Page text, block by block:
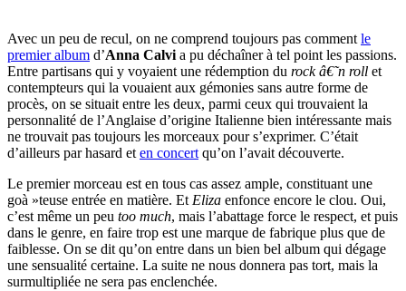
Avec un peu de recul, on ne comprend toujours pas comment le
premier album d’Anna Calvi a pu déchaîner à tel point les passions.
Entre partisans qui y voyaient une rédemption du rock â€˜n roll et
contempteurs qui la vouaient aux gémonies sans autre forme de
procès, on se situait entre les deux, parmi ceux qui trouvaient la
personnalité de l’Anglaise d’origine Italienne bien intéressante mais
ne trouvait pas toujours les morceaux pour s’exprimer. C’était
d’ailleurs par hasard et en concert qu’on l’avait découverte.
Le premier morceau est en tous cas assez ample, constituant une
goà »teuse entrée en matière. Et Eliza enfonce encore le clou. Oui,
c’est même un peu too much, mais l’abattage force le respect, et puis
dans le genre, en faire trop est une marque de fabrique plus que de
faiblesse. On se dit qu’on entre dans un bien bel album qui dégage
une sensualité certaine. La suite ne nous donnera pas tort, mais la
surmultipliée ne sera pas enclenchée.